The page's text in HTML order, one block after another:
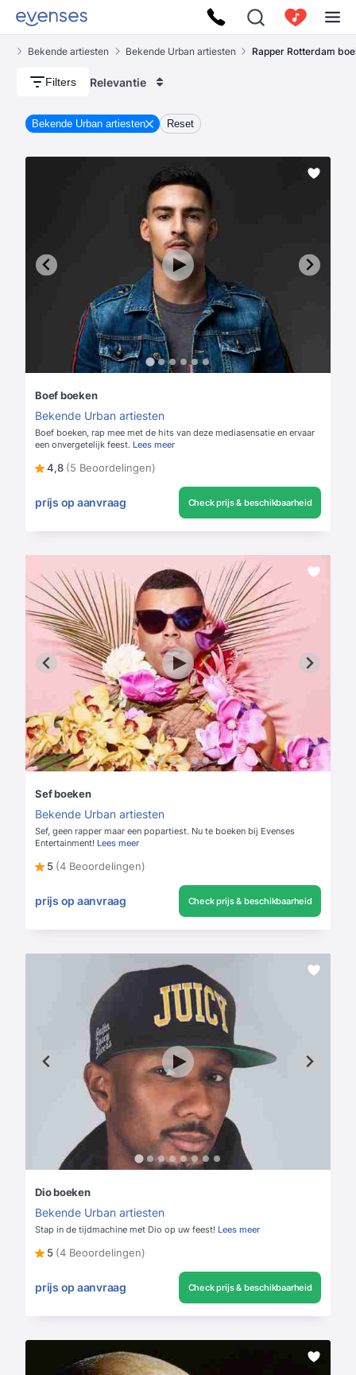
Bekende artiesten Bekende Urban artiesten Rapper Rotterdam
Filters Relevantie
Bekende Urban artiesten Reset
Boef boeken
Bekende Urban artiesten
Boef boeken, rap mee met de hits van deze mediasensatie en ervaar
een onvergetelijk feest. Lees meer
4,8 (5 Beoordelingen)
prijs op aanvraag Check prijs & beschikbaarheid
Sef boeken
Bekende Urban artiesten
Sef, geen rapper maar een popartiest. Nu te boeken bij Evenses
Entertainment! Lees meer
5 (4 Beoordelingen)
prijs op aanvraag Check prijs & beschikbaarheid
Dio boeken
Bekende Urban artiesten
Stap in de tijdmachine met Dio op uw feest! Lees meer
5 (4 Beoordelingen)
prijs op aanvraag Check prijs & beschikbaarheid